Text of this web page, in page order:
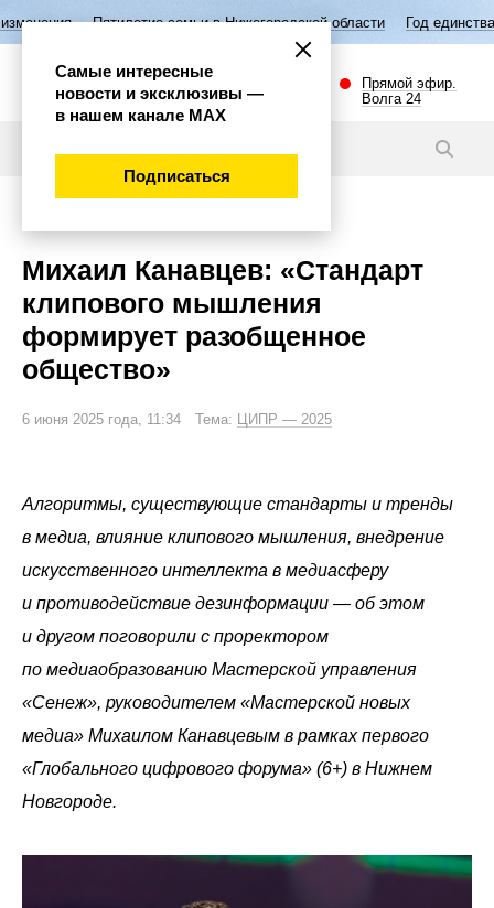
семьи в Нижегородской области Год единства народов России
Прямой эфир.
Волга 24
Михаил Канавцев: «Стандарт
клипового мышления
формирует разобщенное
общество»
6 июня 2025 года, 11:34 Тема: ЦИПР — 2025
Алгоритмы, существующие стандарты и тренды
в медиа, влияние клипового мышления, внедрение
искусственного интеллекта в медиасферу
и противодействие дезинформации — об этом
и другом поговорили с проректором
по медиаобразованию Мастерской управления
«Сенеж», руководителем «Мастерской новых
медиа» Михаилом Канавцевым в рамках первого
«Глобального цифрового форума» (6+) в Нижнем
Новгороде.
Самые интересные
новости и эксклюзивы —
в нашем канале МАХ
Подписаться